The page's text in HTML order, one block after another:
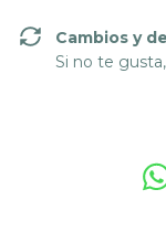
Cambios y
Si no te